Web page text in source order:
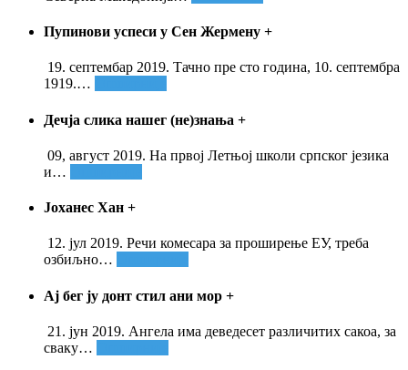
Пупинови успеси у Сен Жермену +
19. септембар 2019. Тачно пре сто година, 10. септембра
1919.…
Дечја слика нашег (не)знања +
09, август 2019. На првој Летњој школи српског језика
и…
Јоханес Хан +
12. јул 2019. Речи комесара за проширење ЕУ, треба
озбиљно…
Ај бег ју донт стил ани мор +
21. јун 2019. Ангела има деведесет различитих сакоа, за
сваку…